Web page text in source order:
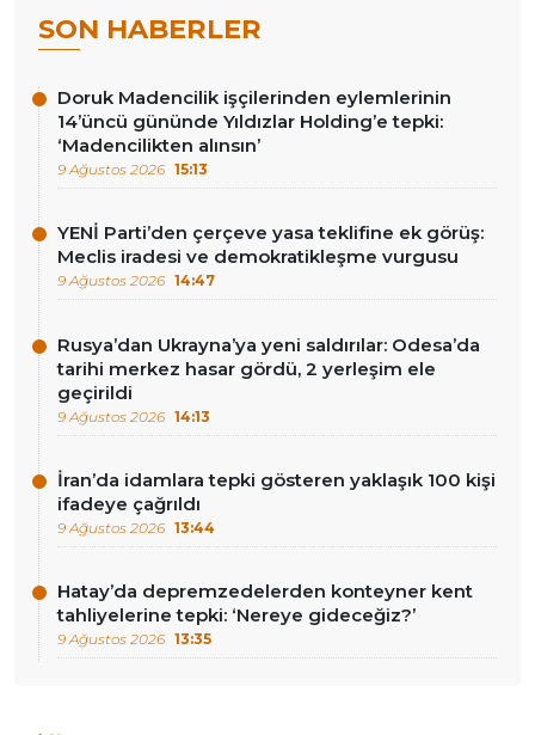
SON HABERLER
Doruk Madencilik işçilerinden eylemlerinin
14’üncü gününde Yıldızlar Holding’e tepki:
‘Madencilikten alınsın’
9 Ağustos 2026 15:13
YENİ Parti’den çerçeve yasa teklifine ek görüş:
Meclis iradesi ve demokratikleşme vurgusu
9 Ağustos 2026 14:47
Rusya’dan Ukrayna’ya yeni saldırılar: Odesa’da
tarihi merkez hasar gördü, 2 yerleşim ele
geçirildi
9 Ağustos 2026 14:13
İran’da idamlara tepki gösteren yaklaşık 100 kişi
ifadeye çağrıldı
9 Ağustos 2026 13:44
Hatay’da depremzedelerden konteyner kent
tahliyelerine tepki: ‘Nereye gideceğiz?’
9 Ağustos 2026 13:35